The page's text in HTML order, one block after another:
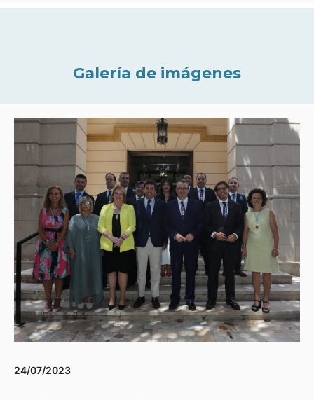
Galería de imágenes
24/07/2023